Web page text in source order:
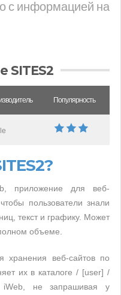
с информацией на
SITES2
Популярность
приложение для веб-
пользователи знали
текст и графику. Может
объеме.
хранения веб-сайтов по
их в каталоге / [user] /
не запрашивая у